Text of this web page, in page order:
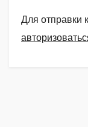
Для отправки